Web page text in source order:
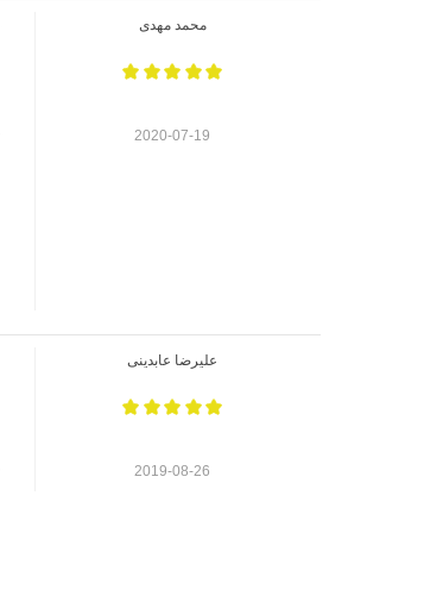
محمد مهدی
2020-07-19
علیرضا عابدینی
2019-08-26